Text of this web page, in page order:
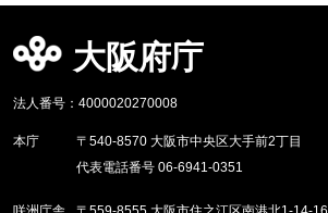
大阪府庁
法人番号：4000020270008
本庁
〒540-8570 大阪市中央区大手前2丁目
代表電話番号 06-6941-0351